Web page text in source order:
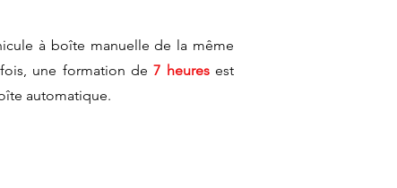
à boîte manuelle de la même
une formation de7 heuresest
automatique.